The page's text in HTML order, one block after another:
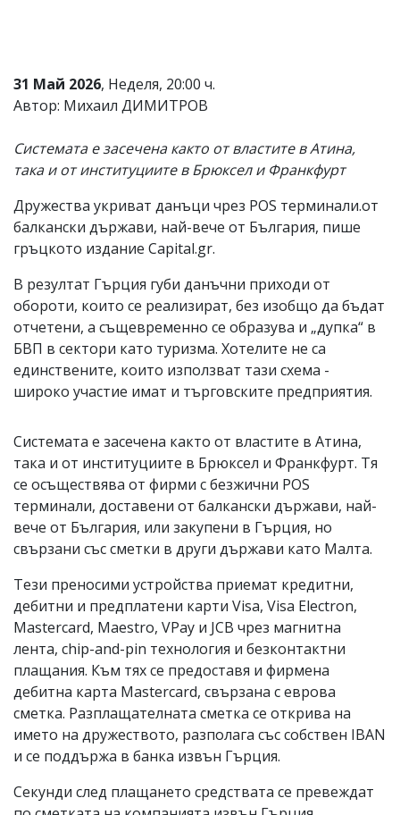
въвеждат
от
читателите
редакцията
не
носи
за
тях!
Ако
откриете
обиден
за
вас
коментар,
моля
сигнализирайте
ни!
31 Май 2026, Неделя, 20:00 ч.
Автор: Михаил ДИМИТРОВ
Системата е засечена както от властите в Атина,
така и от институциите в Брюксел и Франкфурт
Дружества укриват данъци чрез POS терминали.от
балкански държави, най-вече от България, пише
гръцкото издание Capital.gr.
В резултат Гърция губи данъчни приходи от
обороти, които се реализират, без изобщо да бъдат
отчетени, а същевременно се образува и „дупка“ в
БВП в сектори като туризма. Хотелите не са
единствените, които използват тази схема -
широко участие имат и търговските предприятия.
Системата е засечена както от властите в Атина,
така и от институциите в Брюксел и Франкфурт. Тя
се осъществява от фирми с безжични POS
терминали, доставени от балкански държави, най-
вече от България, или закупени в Гърция, но
свързани със сметки в други държави като Малта.
Тези преносими устройства приемат кредитни,
дебитни и предплатени карти Visa, Visa Electron,
Mastercard, Maestro, VPay и JCB чрез магнитна
лента, chip-and-pin технология и безконтактни
плащания. Към тях се предоставя и фирмена
дебитна карта Mastercard, свързана с еврова
сметка. Разплащателната сметка се открива на
името на дружеството, разполага със собствен IBAN
и се поддържа в банка извън Гърция.
Секунди след плащането средствата се превеждат